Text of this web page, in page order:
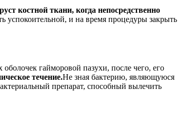
костной ткани, когда непосредственно
успокоительной, и на время процедуры закрыть
гайморовой пазухи, после чего, его
течение.Не зная бактерию, являющуюся
препарат, способный вылечить